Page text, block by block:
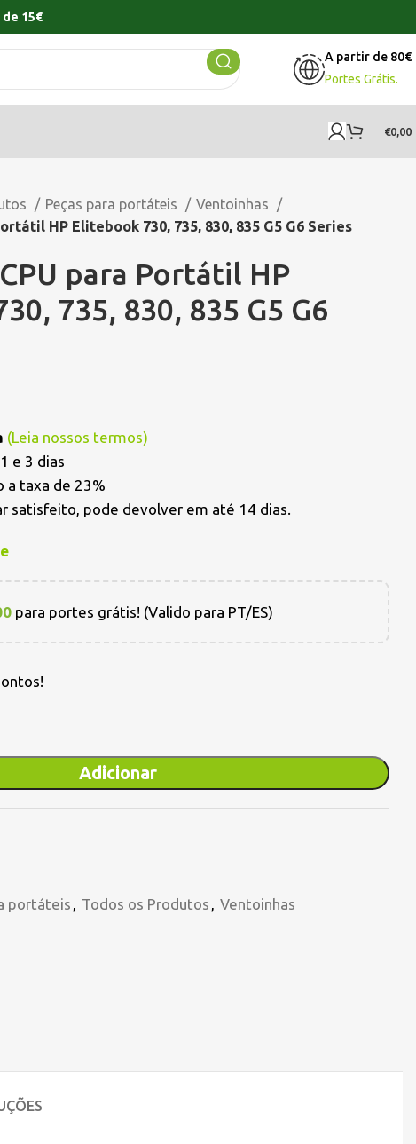
de 15€
A partir de 80€
Portes Grátis.
€0,00
Peças para portáteis
Ventoinhas
HP Elitebook 730, 735, 830, 835 G5 G6 Series
para Portátil HP
735, 830, 835 G5 G6
(Leia nossos termos)
e 3 dias
a taxa de 23%
satisfeito, pode devolver em até 14 dias.
para portes grátis! (Valido para PT/ES)
Adicionar
portáteis , Todos os Produtos , Ventoinhas